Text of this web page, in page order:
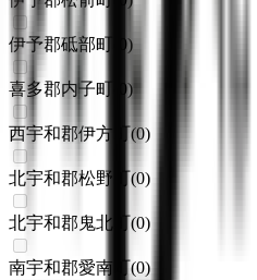
伊予郡砥部町 0)
喜多郡内子町 0)
西宇和郡伊方町(0)
北宇和郡松野町(0)
北宇和郡鬼北町(0)
南宇和郡愛南町(0)